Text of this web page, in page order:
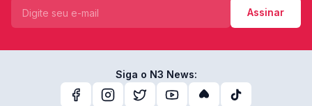
Assinar
Siga o N3 News: